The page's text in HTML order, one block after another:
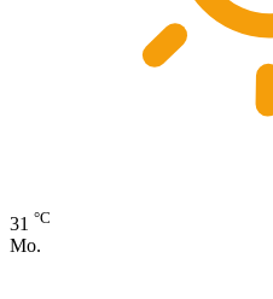
31 °C
Mo.